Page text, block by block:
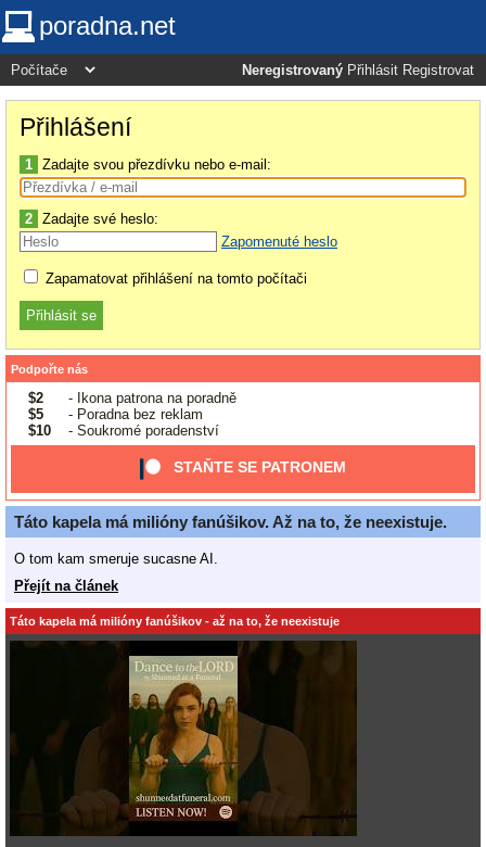
poradna.net
Neregistrovaný Přihlásit Registrovat
Přihlášení
1 Zadajte svou přezdívku nebo e-mail:
2 Zadajte své heslo:
Zapomenuté heslo
Zapamatovat přihlášení na tomto počítači
Podpořte nás
$2
- Ikona patrona na poradně
$5
- Poradna bez reklam
$10
- Soukromé poradenství
STAŇTE SE PATRONEM
Táto kapela má milióny fanúšikov. Až na to, že neexistuje.
O tom kam smeruje sucasne AI.
Přejít na článek
Táto kapela má milióny fanúšikov - až na to, že neexistuje